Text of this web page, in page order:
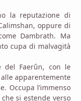
la reputazione di
oppure di
Dambrath. Ma
cupa di malvagità
del Faerûn, con le
apparentemente
Occupa l’immenso
si estende verso